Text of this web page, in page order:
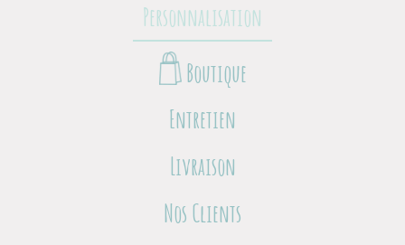
Personnalisation
Boutique
Entretien
Livraison
Nos Clients